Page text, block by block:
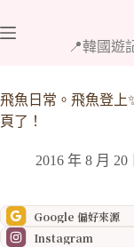
至
內
容
📍韓國遊
飛魚日常。飛魚登上
頁了！
2016 年 8 月 20
Google 偏好來源
Instagram